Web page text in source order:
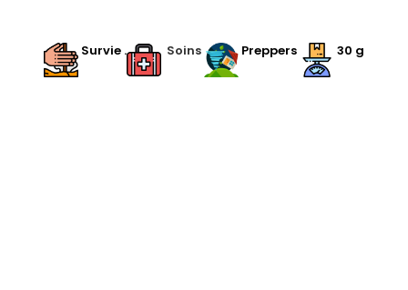
Survie . Soins Preppers 30 g